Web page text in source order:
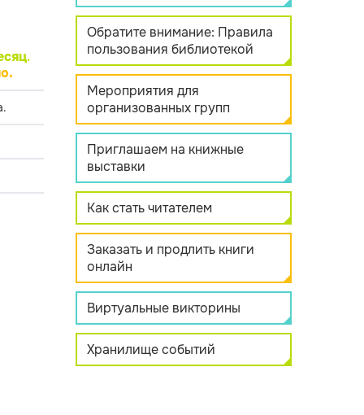
.
Обратите внимание: Правила
пользования библиотекой
Мероприятия для
организованных групп
Приглашаем на книжные
выставки
Как стать читателем
Заказать и продлить книги
онлайн
Виртуальные викторины
Хранилище событий